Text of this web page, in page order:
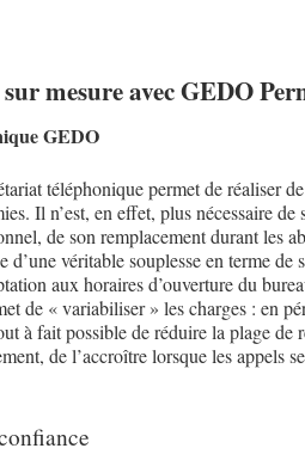
mesure avec GEDO
GEDO
téléphonique permet de réaliser de
Il n’est, en effet, plus nécessaire de
de son remplacement durant les
d’une véritable souplesse en terme de
aux horaires d’ouverture du
de « variabiliser » les charges : en
à fait possible de réduire la plage de
de l’accroître lorsque les appels